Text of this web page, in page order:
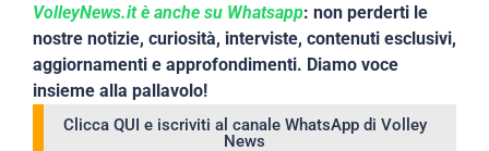
VolleyNews.it è anche su Whatsapp: non perderti le
nostre notizie, curiosità, interviste, contenuti esclusivi,
aggiornamenti e approfondimenti. Diamo voce
insieme alla pallavolo!
Clicca QUI e iscriviti al canale WhatsApp di Volley
News